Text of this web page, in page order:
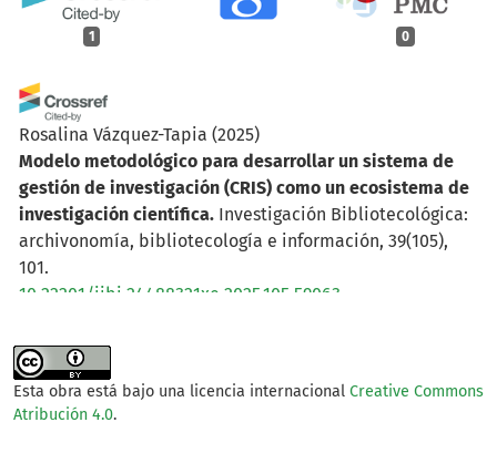
1 0
Rosalina Vázquez-Tapia (2025)
Modelo metodológico para desarrollar un sistema de
gestión de investigación (CRIS) como un ecosistema de
investigación científica. Investigación Bibliotecológica:
archivonomía, bibliotecología e información, 39(105),
101.
10.22201/iibi.24488321xe.2025.105.59063
Esta obra está bajo una licencia internacional Creative Commons
Atribución 4.0.